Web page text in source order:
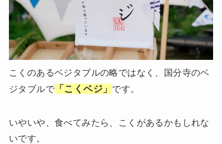
こくのあるベジタブルの略ではなく、国分寺のベ
ジタブルで「こくベジ」 です。
いやいや、食べてみたら、こくがあるかもしれな
いです。